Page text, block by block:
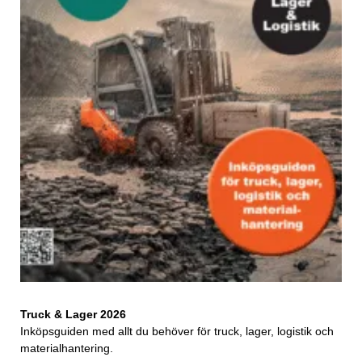
Truck & Lager 2026
Inköpsguiden med allt du behöver för truck, lager, logistik och
materialhantering.